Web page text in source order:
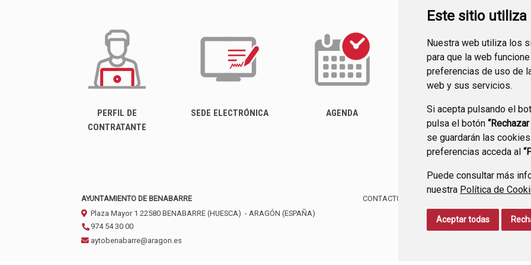
Este sitio
Nuestra web utiliza los
para que la web
preferencias de uso de
web y sus servicios.
Si acepta pulsando el
pulsa el botón
se guardarán las
preferencias acceda al
Puede consultar más
nuestra Política de
Aceptar todas
PERFIL DE
CONTRATANTE
SEDE ELECTRÓNICA AGENDA ACTUALIDAD
AYUNTAMIENTO DE BENABARRE
Plaza Mayor 1 22580 BENABARRE (HUESCA) - ARAGÓN (ESPAÑA)
974 54 30 00
aytobenabarre@aragon.es
CONTACTO